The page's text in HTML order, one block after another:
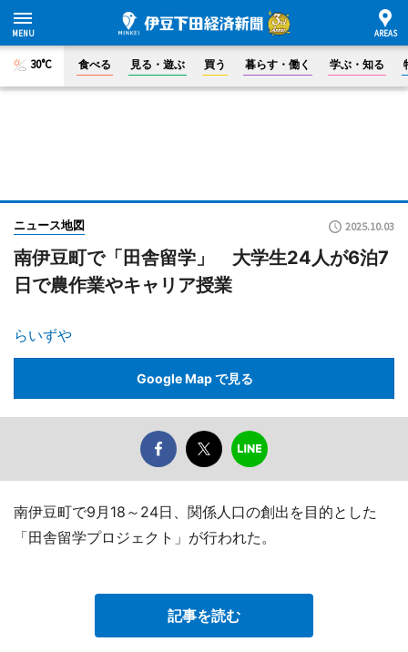
30°C 食べる 見る・遊ぶ 買う 暮らす・働く 学ぶ・知る
ニュース地図 2025.10.03
南伊豆町で「田舎留学」 大学生24人が6泊7
日で農作業やキャリア授業
らいずや
Google Map で見る
南伊豆町で9月18～24日、関係人口の創出を目的とした
「田舎留学プロジェクト」が行われた。
記事を読む